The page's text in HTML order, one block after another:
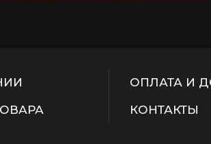
ОПЛАТА И
КОНТАКТЫ